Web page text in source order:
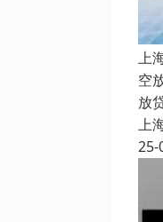
上
空
放
上
25-